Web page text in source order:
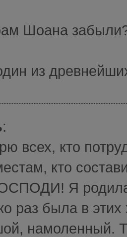
Шоана
из
:
всех, кто
кто
Я
раз была в
намоленный.